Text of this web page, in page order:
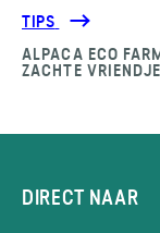
TIPS
ALPACA ECO
ZACHTE
DIRECT NAAR